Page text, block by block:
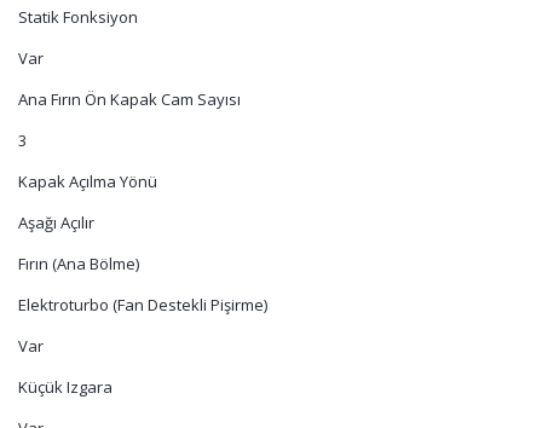
Statik Fonksiyon
Var
Ana Fırın Ön Kapak Cam Sayısı
3
Kapak Açılma Yönü
Aşağı Açılır
Fırın (Ana Bölme)
Elektroturbo (Fan Destekli Pişirme)
Var
Küçük Izgara